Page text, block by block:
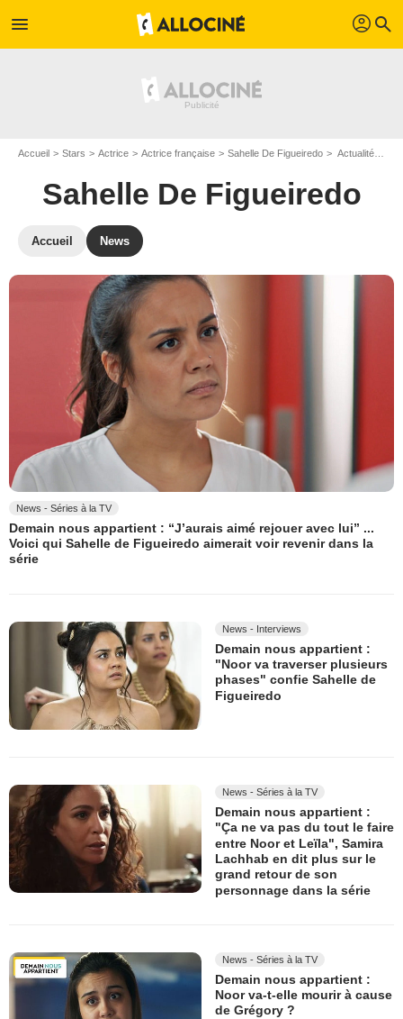
menu profil search
Accueil Stars Actrice Actrice française Sahelle De Figueiredo Actualité Sahelle De Figueiredo
Sahelle De Figueiredo
Accueil News
News - Séries à la TV
Demain nous appartient : “J’aurais aimé rejouer avec lui” ...
Voici qui Sahelle de Figueiredo aimerait voir revenir dans la
série
News - Interviews
Demain nous appartient :
"Noor va traverser plusieurs
phases" confie Sahelle de
Figueiredo
News - Séries à la TV
Demain nous appartient :
"Ça ne va pas du tout le faire
entre Noor et Leïla", Samira
Lachhab en dit plus sur le
grand retour de son
personnage dans la série
News - Séries à la TV
Demain nous appartient :
Noor va-t-elle mourir à cause
de Grégory ?